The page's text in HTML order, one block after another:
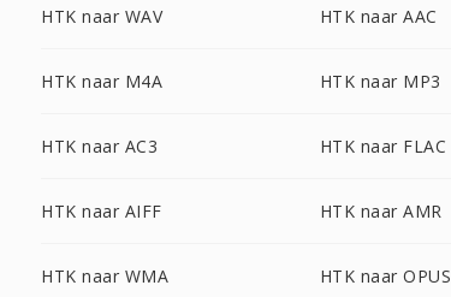
HTK naar WAV HTK naar AAC
HTK naar M4A HTK naar MP3
HTK naar AC3 HTK naar FLAC
HTK naar AIFF HTK naar AMR
HTK naar WMA HTK naar OPUS